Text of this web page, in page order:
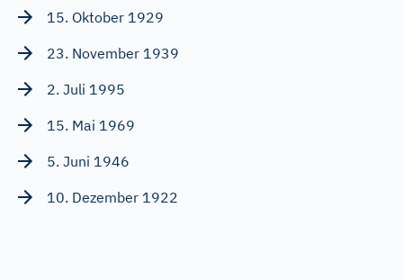
15. Oktober 1929
23. November 1939
2. Juli 1995
15. Mai 1969
5. Juni 1946
10. Dezember 1922